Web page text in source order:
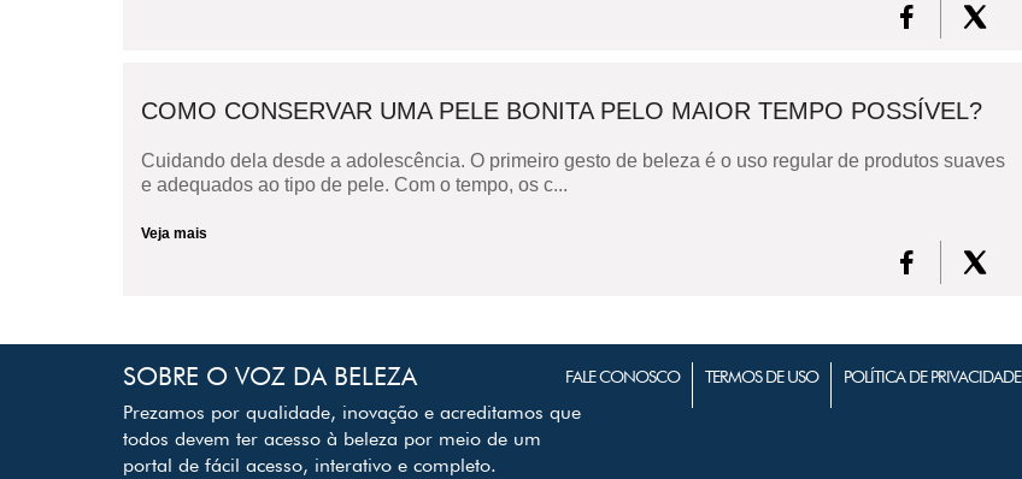
COMO CONSERVAR UMA PELE BONITA PELO MAIOR TEMPO POSSÍVEL?
Cuidando dela desde a adolescência. O primeiro gesto de beleza é o uso regular de produtos suaves
e adequados ao tipo de pele. Com o tempo, os c...
Veja mais
SOBRE O VOZ DA BELEZA
Prezamos por qualidade, inovação e acreditamos que
todos devem ter acesso à beleza por meio de um
portal de fácil acesso, interativo e completo.
FALE CONOSCO TERMOS DE USO POLÍTICA DE PRIVACIDADE